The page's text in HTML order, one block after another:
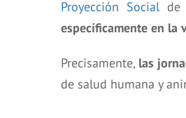
Proyección Socialde
específicamente en la
Precisamente, las
de salud humana y